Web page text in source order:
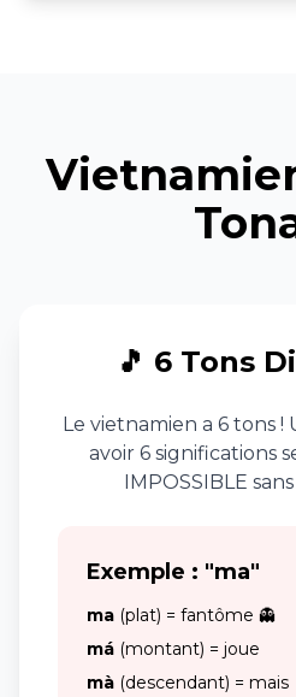
🎵 6 Tons
Le vietnamien a 6 tons
avoir 6 significations
IMPOSSIBLE
Exemple : "ma"
ma (plat) = fantôme 👻
má (montant) = joue
mà (descendant) = mais